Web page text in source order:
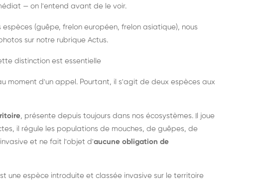
— on l'entend avant de le voir.
(guêpe, frelon européen, frelon asiatique), nous
sur notre rubrique Actus.
distinction est essentielle
moment d'un appel. Pourtant, il s'agit de deux espèces aux
, présente depuis toujours dans nos écosystèmes. Il joue
il régule les populations de mouches, de guêpes, de
et ne fait l'objet d'aucune obligation de
une espèce introduite et classée invasive sur le territoire